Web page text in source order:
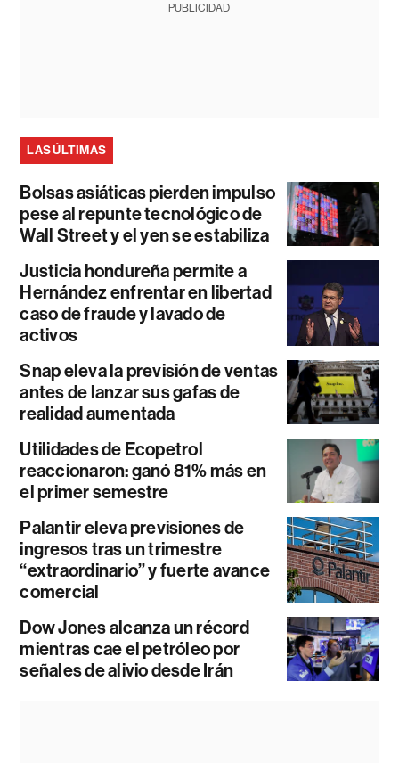
PUBLICIDAD
LAS ÚLTIMAS
Bolsas asiáticas pierden impulso
pese al repunte tecnológico de
Wall Street y el yen se estabiliza
Justicia hondureña permite a
Hernández enfrentar en libertad
caso de fraude y lavado de
activos
Snap eleva la previsión de ventas
antes de lanzar sus gafas de
realidad aumentada
Utilidades de Ecopetrol
reaccionaron: ganó 81% más en
el primer semestre
Palantir eleva previsiones de
ingresos tras un trimestre
“extraordinario” y fuerte avance
comercial
Dow Jones alcanza un récord
mientras cae el petróleo por
señales de alivio desde Irán